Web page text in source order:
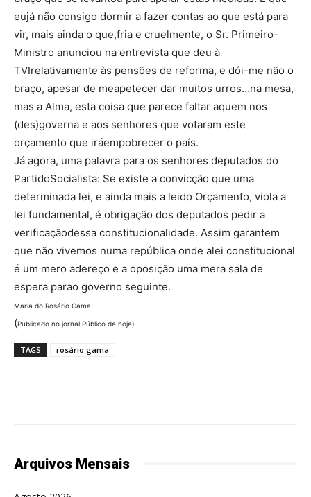
eujá não consigo dormir a fazer contas ao que está para
vir, mais ainda o que,fria e cruelmente, o Sr. Primeiro-
Ministro anunciou na entrevista que deu à
TVIrelativamente às pensões de reforma, e dói-me não o
braço, apesar de meapetecer dar muitos urros…na mesa,
mas a Alma, esta coisa que parece faltar aquem nos
(des)governa e aos senhores que votaram este
orçamento que iráempobrecer o país.
Já agora, uma palavra para os senhores deputados do
PartidoSocialista: Se existe a convicção que uma
determinada lei, e ainda mais a leido Orçamento, viola a
lei fundamental, é obrigação dos deputados pedir a
verificaçãodessa constitucionalidade. Assim garantem
que não vivemos numa república onde alei constitucional
é um mero adereço e a oposição uma mera sala de
espera parao governo seguinte.
Maria do Rosário Gama
(Publicado no jornal Público de hoje)
TAGS rosário gama
Arquivos Mensais